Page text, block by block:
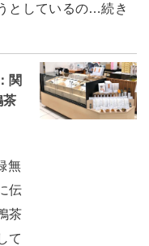
としているの…続き
関
茶
無
伝
茶
て